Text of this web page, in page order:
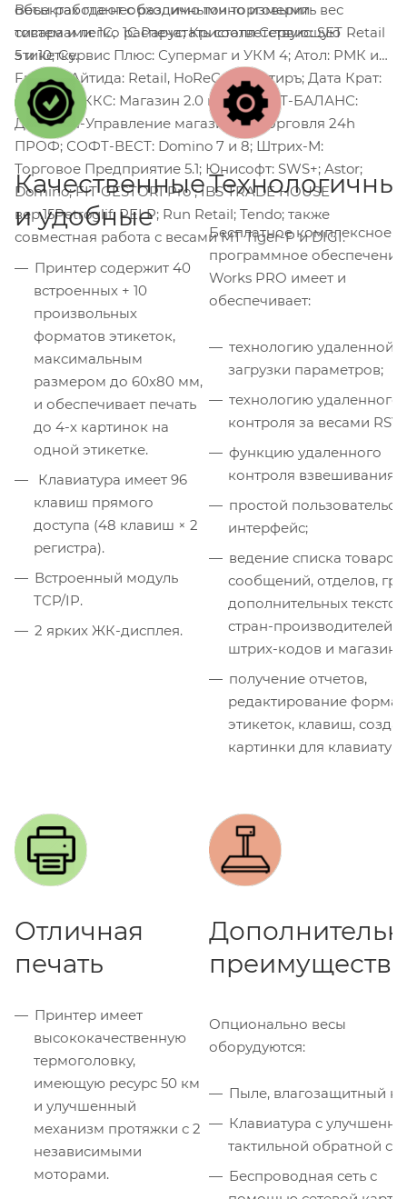
объектах где необходимо точно измерить вес
товара и легко распечатать соответствующую
этикетку.
Весы работают с различными торговыми
системами: 1C, 1С Рарус; Кристалл Сервис: SET Retail
5 и 10; Сервис Плюс: Супермаг и УКМ 4; Атол: РМК и
Frontol; Айтида: Retail, HoReCa, Трактиръ; Дата Крат:
S-Market; ККС: Магазин 2.0 и 3.0; СОФТ-БАЛАНС:
ДАЛИОН-Управление магазином, Торговля 24h
ПРОФ; СОФТ-ВЕСТ: Domino 7 и 8; Штрих-М:
Торговое Предприятие 5.1; Юнисофт: SWS+; Astor;
Domino; FIT GESTORI Pro ; IBS TRADE HOUSE
вер.15Petroglif; PELP; Run Retail; Tendo; также
совместная работа с весами МТ Tiger-P и DIGI.
Качественные
и удобные
Принтер содержит 40
встроенных + 10
произвольных
форматов этикеток,
максимальным
размером до 60х80 мм,
и обеспечивает печать
до 4-х картинок на
одной этикетке.
клавиш прямого
доступа (48 клавиш × 2
регистра).
Встроенный модуль
TCP/IP.
2 ярких ЖК-дисплея.
Бесплатное комплексное
программное обеспечение
Works PRO имеет и
обеспечивает:
технологию удаленной
загрузки параметров;
технологию удаленного
контроля за весами RSV;
функцию удаленного
контроля взвешивания
простой
интерфейс;
ведение списка товаров,
сообщений, отделов,
дополнительных текстов,
стран-производителей,
штрих-кодов и
получение отчетов,
редактирование
этикеток, клавиш,
картинки для
Отличная
печать
Принтер имеет
высококачественную
термоголовку,
имеющую ресурс 50 км
и улучшенный
механизм протяжки с 2
независимыми
моторами.
преимущества
Опционально весы
оборудуются:
Пыле, влагозащитный
Клавиатура с
тактильной обратной
Беспроводная сеть с